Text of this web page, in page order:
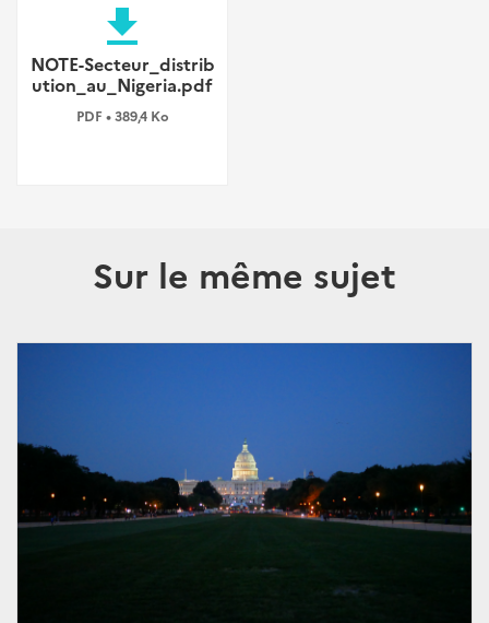
file_download
NOTE-Secteur_distrib
ution_au_Nigeria.pdf
PDF • 389,4 Ko
Sur le même sujet